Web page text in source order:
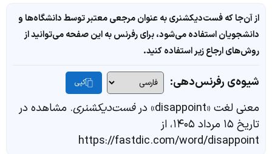
از آن‌جا که فست‌دیکشنری به عنوان مرجعی معتبر توسط دانشگاه‌ها و
دانشجویان استفاده می‌شود، برای رفرنس به این صفحه می‌توانید از
روش‌های ارجاع زیر استفاده کنید.
شیوه‌ی رفرنس‌دهی: کپی
معنی لغت «disappoint» در فست‌دیکشنری. مشاهده در
تاریخ ۱۵ مرداد ۱۴۰۵، از
https://fastdic.com/word/disappoint